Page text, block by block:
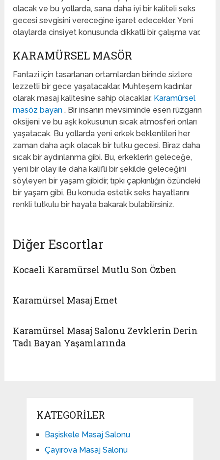
olacak ve bu yollarda, sana daha iyi bir kaliteli seks
gecesi sevgisini vereceğine işaret edecekler. Yeni
olaylarda cinsiyet konusunda dikkatli bir çalışma var.
KARAMÜRSEL MASÖR
Fantazi için tasarlanan ortamlardan birinde sizlere
lezzetli bir gece yaşatacaklar. Muhteşem kadınlar
olarak masaj kalitesine sahip olacaklar. Karamürsel
masöz bayan. Bir insanın mevsiminde esen rüzgarın
oksijeni ve bu aşk kokusunun sıcak atmosferi onları
yaşatacak. Bu yollarda yeni erkek beklentileri her
zaman daha açık olacak bir tutku gecesi. Biraz daha
sıcak bir aydınlanma gibi. Bu, erkeklerin geleceğe,
yeni bir olay ile daha kalifli bir şekilde geleceğini
söyleyen bir yaşam gibidir, tıpkı çapkınlığın özündeki
bir yaşam gibi. Bu konuda estetik seks hayatlarını
renkli tutkulu bir hayata bakarak bulabilirsiniz.
Diğer Escortlar
Kocaeli Karamürsel Mutlu Son Özben
Karamürsel Masaj Emet
Karamürsel Masaj Salonu Zevklerin Derin
Tadı Bayan Yaşamlarında
KATEGORILER
Başiskele Masaj Salonu
Çayırova Masaj Salonu